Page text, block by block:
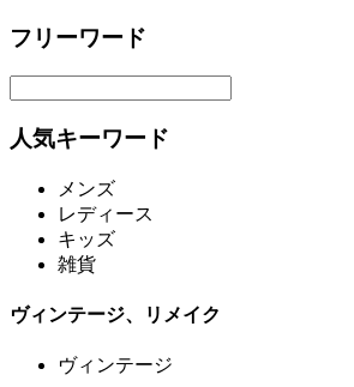
フリーワード
人気キーワード
メンズ
レディース
キッズ
雑貨
ヴィンテージ、リメイク
ヴィンテージ